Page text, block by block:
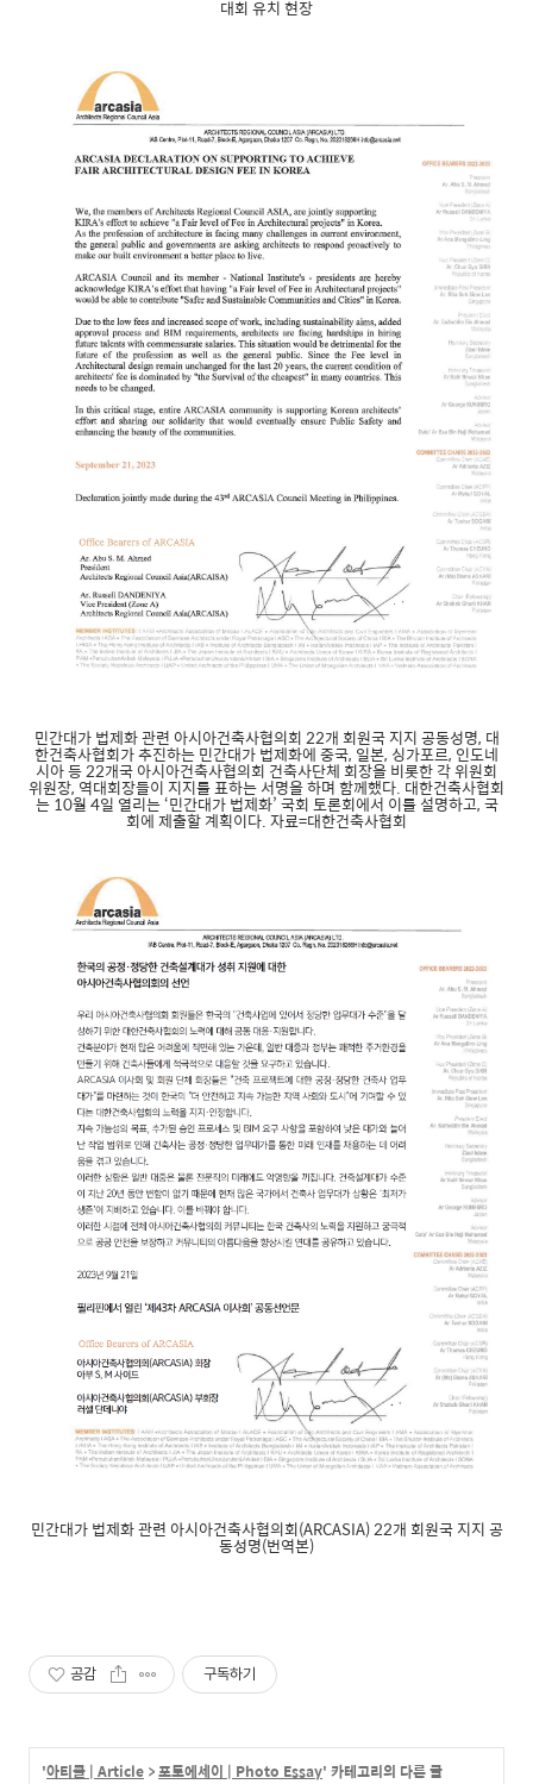
대회 유치 현장
민간대가 법제화 관련 아시아건축사협의회 22개 회원국 지지 공동성명, 대
한건축사협회가 추진하는 민간대가 법제화에 중국, 일본, 싱가포르, 인도네
시아 등 22개국 아시아건축사협의회 건축사단체 회장을 비롯한 각 위원회
위원장, 역대회장들이 지지를 표하는 서명을 하며 함께했다. 대한건축사협회
는 10월 4일 열리는 ‘민간대가 법제화’ 국회 토론회에서 이를 설명하고, 국
회에 제출할 계획이다. 자료=대한건축사협회
민간대가 법제화 관련 아시아건축사협의회(ARCASIA) 22개 회원국 지지 공
동성명(번역본)
공감 구독하기
'아티클 | Article >포토에세이 | Photo Essay' 카테고리의 다른 글